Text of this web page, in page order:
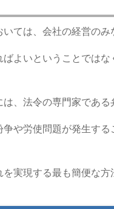
ては、会社の経営の
よいということでは
、法令の専門家である
や労使問題が発生す
実現する最も簡便な